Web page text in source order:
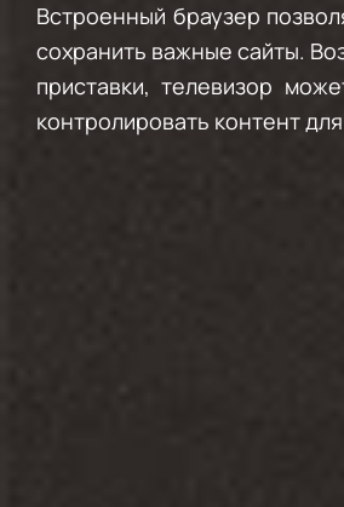
Встроенный браузер
сохранить важные сайты.
приставки, телевизор
контролировать контент